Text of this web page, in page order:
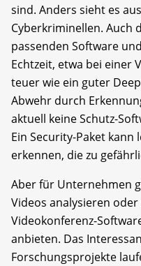
sind. Anders sieht es
Cyberkriminellen. Auch
passenden Software
Echtzeit, etwa bei einer
teuer wie ein guter
Abwehr durch
aktuell keine Schutz-
Ein Security-Paket
erkennen, die zu
Aber für Unternehmen
Videos analysieren
Videokonferenz-
anbieten. Das
Forschungsprojekte